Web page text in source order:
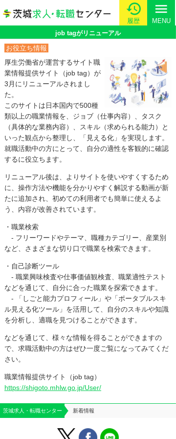
履歴
menu
MENU
job tagがリニューアル
お役立ち情報
厚生労働省が運営するサイト職
業情報提供サイト（job tag）が
3月にリニューアルされまし
た。
このサイトは日本国内で500種
類以上の職業情報を、ジョブ（仕事内容）、タスク
（具体的な業務内容）、スキル（求められる能力）と
いった観点から整理し、「見える化」を実現します。
就職活動中の方にとって、自分の適性を客観的に確認
するに役立ちます。
リニューアル後は、よりサイトを使いやすくするため
に、操作方法や機能を分かりやすく解説する動画が新
たに追加され、初めての利用者でも簡単に使えるよ
う、内容が改善されています。
・職業検索
- フリーワードやテーマ、職種カテゴリー、産業別
など、さまざまな切り口で職業を検索できます。
・自己診断ツール
- 職業興味検査や仕事価値観検査、職業適性テスト
などを通じて、自分に合った職業を探索できます。
- 「しごと能力プロフィール」や「ポータブルスキ
ル見える化ツール」を活用して、自分のスキルや知識
を分析し、適職を見つけることができます。
などを通じて、様々な情報を得ることができますの
で、求職活動中の方はぜひ一度ご覧になってみてくだ
さい。
職業情報提供サイト（job tag）
https://shigoto.mhlw.go.jp/User/
茨城求人・転職センター 新着情報